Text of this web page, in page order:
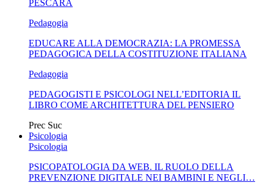
PESCARA
Pedagogia
EDUCARE ALLA DEMOCRAZIA: LA PROMESSA
PEDAGOGICA DELLA COSTITUZIONE ITALIANA
Pedagogia
PEDAGOGISTI E PSICOLOGI NELL’EDITORIA IL
LIBRO COME ARCHITETTURA DEL PENSIERO
Prec Suc
Psicologia
Psicologia
PSICOPATOLOGIA DA WEB. IL RUOLO DELLA
PREVENZIONE DIGITALE NEI BAMBINI E NEGLI…